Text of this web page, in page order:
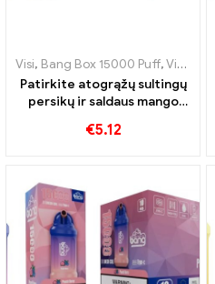
Visi, Bang Box 15000 Puff,Vienkartinės elektroninės cigaretės Švedija
Patirkite atogrąžų sultingų
persikų ir saldaus mango
elektronine cigarete Bang
€5.12